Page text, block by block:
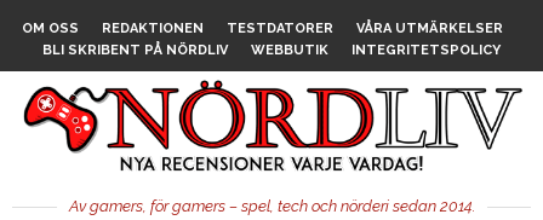
OM OSS REDAKTIONEN TESTDATORER
VÅRA UTMÄRKELSER
BLI SKRIBENT PÅ NÖRDLIV
WEBBUTIK INTEGRITETSPOLICY
Av gamers, för gamers – spel, tech och nörderi sedan 2014.